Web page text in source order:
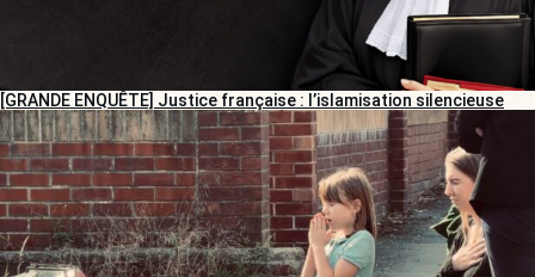
[GRANDE ENQUÊTE] Justice française : l’islamisation silencieuse